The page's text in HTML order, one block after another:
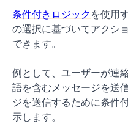
条件付きロジック を使用
の選択に基づいてアクシ
できます。
例として、ユーザーが連
語を含むメッセージを送
ジを送信するために条件
示します。